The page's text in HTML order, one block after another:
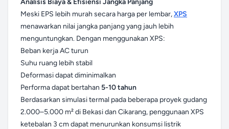
Analisis Biaya & Efisiensi Jangka Panjang
Meski EPS lebih murah secara harga per lembar,XPS
menawarkan nilai jangka panjang yang jauh lebih
menguntungkan. Dengan menggunakan XPS:
Beban kerja AC turun
Suhu ruang lebih stabil
Deformasi dapat diminimalkan
Performa dapat bertahan 5-10 tahun
Berdasarkan simulasi termal pada beberapa proyek gudang
2.000–5.000 m² di Bekasi dan Cikarang, penggunaan XPS
ketebalan 3 cm dapat menurunkan konsumsi listrik